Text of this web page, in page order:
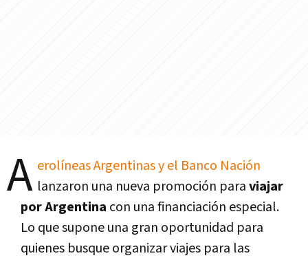
A erolíneas Argentinas y el Banco Nación
lanzaron una nueva promoción paraviajar
por Argentina con una financiación especial.
Lo que supone una gran oportunidad para
quienes busque organizar viajes para las